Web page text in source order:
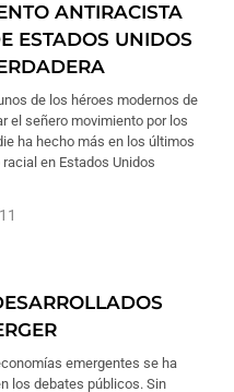
ANTIRACISTA
ESTADOS UNIDOS
de los héroes modernos de
el señero movimiento por los
ha hecho más en los últimos
en Estados Unidos
emergentes se ha
los debates públicos. Sin